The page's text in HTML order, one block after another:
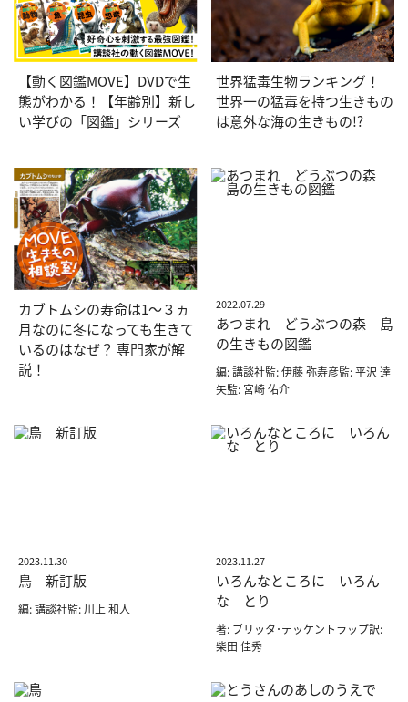
【動く図鑑MOVE】DVDで生
態がわかる！【年齢別】新し
い学びの「図鑑」シリーズ
世界猛毒生物ランキング！
世界一の猛毒を持つ生きもの
は意外な海の生きもの!?
カブトムシの寿命は1〜３ヵ
月なのに冬になっても生きて
いるのはなぜ？ 専門家が解
説！
2022.07.29
あつまれ どうぶつの森 島
の生きもの図鑑
編: 講談社監: 伊藤 弥寿彦監: 平沢 達
矢監: 宮崎 佑介
2023.11.30
鳥 新訂版
編: 講談社監: 川上 和人
2023.11.27
いろんなところに いろん
な とり
著: ブリッタ･テッケントラップ訳:
柴田 佳秀